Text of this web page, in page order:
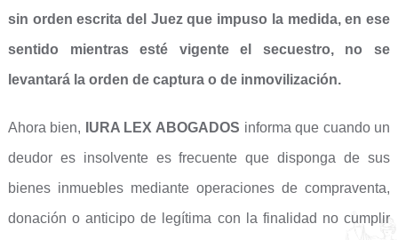
sin orden escrita del Juez que impuso la medida, en ese
sentido mientras esté vigente el secuestro, no se
levantará la orden de captura o de inmovilización.
Ahora bien, IURA LEX ABOGADOS informa que cuando un
deudor es insolvente es frecuente que disponga de sus
bienes inmuebles mediante operaciones de compraventa,
donación o anticipo de legítima con la finalidad no cumplir